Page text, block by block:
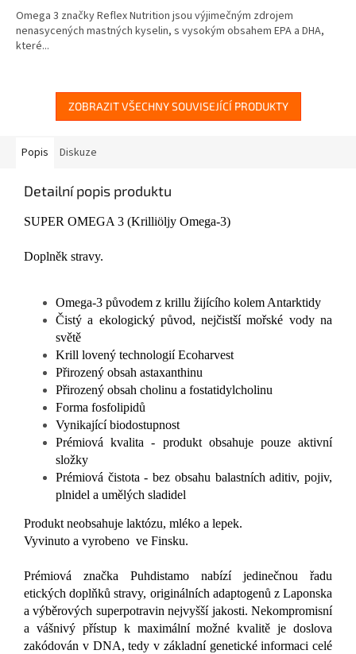
z
5
hvězdiček.
Omega 3 značky Reflex Nutrition jsou výjimečným zdrojem
nenasycených mastných kyselin, s vysokým obsahem EPA a DHA,
které...
ZOBRAZIT VŠECHNY SOUVISEJÍCÍ PRODUKTY
Popis Diskuze
Detailní popis produktu
SUPER OMEGA 3 (Krilliöljy Omega-3)
Doplněk stravy.
Omega-3 původem z krillu žijícího kolem Antarktidy
Čistý a ekologický původ, nejčistší mořské vody na
světě
Krill lovený technologií Ecoharvest
Přirozený obsah astaxanthinu
Přirozený obsah cholinu a fostatidylcholinu
Forma fosfolipidů
Vynikající biodostupnost
Prémiová kvalita - produkt obsahuje pouze aktivní
složky
Prémiová čistota - bez obsahu balastních aditiv, pojiv,
plnidel a umělých sladidel
Produkt neobsahuje laktózu, mléko a lepek.
Vyvinuto a vyrobeno ve Finsku.
Prémiová značka Puhdistamo nabízí jedinečnou řadu
etických doplňků stravy, originálních adaptogenů z Laponska
a výběrových superpotravin nejvyšší jakosti. Nekompromisní
a vášnivý přístup k maximální možné kvalitě je doslova
zakódován v DNA, tedy v základní genetické informaci celé